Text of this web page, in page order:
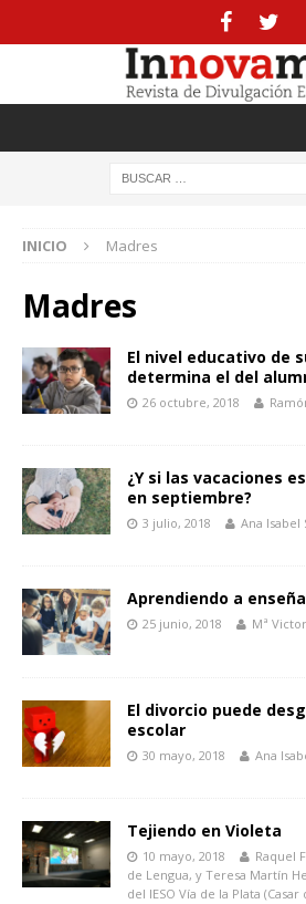
INICIO Madres
Madres
El nivel educativo de
determina el del
26 octubre, 2018
¿Y si las vacaciones
en septiembre?
3 julio, 2018 Ana Isabel
Aprendiendo a
25 junio, 2018 Mª
El divorcio puede
escolar
30 mayo, 2018 Ana
Tejiendo en Violeta
10 mayo, 2018
Raquel
de Lengua, y Teresa Martín
del IESO Vía de la Plata (Casar